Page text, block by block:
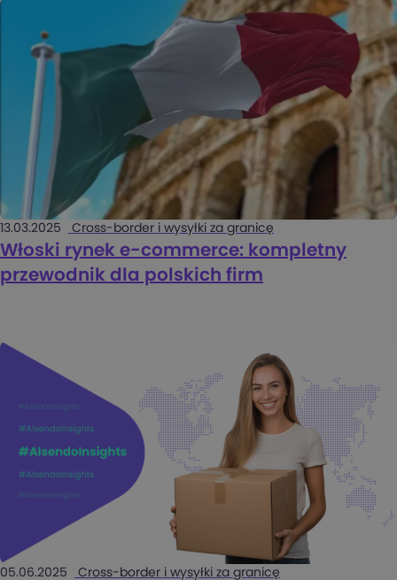
13.03.2025 Cross-border i wysyłki za granicę
Włoski rynek e-commerce: kompletny
przewodnik dla polskich firm
05.06.2025 Cross-border i wysyłki za granicę